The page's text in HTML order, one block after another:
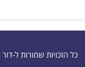
כל הזכויות שמורות ל-דור 3